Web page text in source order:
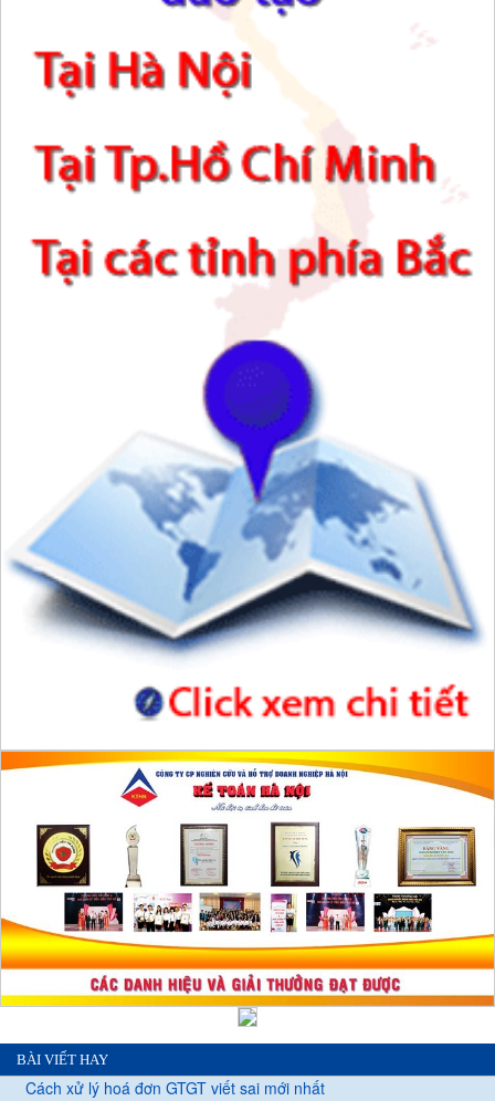
BÀI VIẾT HAY
Cách xử lý hoá đơn GTGT viết sai mới nhất